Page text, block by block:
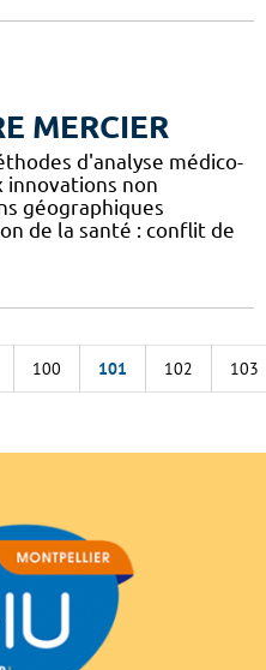
MERCIER
d'analyse médico-
innovations non
géographiques
de la santé : conflit de
100 101 102 103